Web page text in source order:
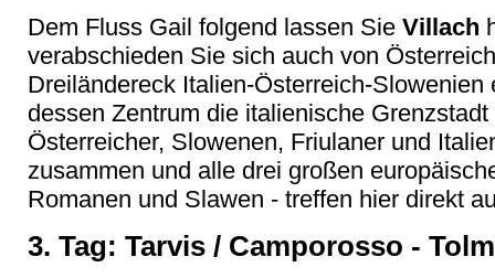
Dem Fluss Gail folgend lassen Sie Villach
verabschieden Sie sich auch von
Dreiländereck Italien-Österreich-
dessen Zentrum die italienische
Österreicher, Slowenen, Friulaner und
zusammen und alle drei großen
Romanen und Slawen - treffen hier direkt
3. Tag: Tarvis / Camporosso -